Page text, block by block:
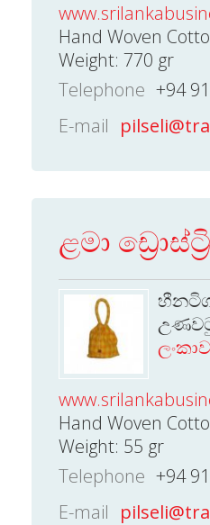
Hand Woven
Weight: 770 gr
Telephone +94
E-mail
ළමා
ලංකාව
Hand Woven
Weight: 55 gr
Telephone +94
E-mail